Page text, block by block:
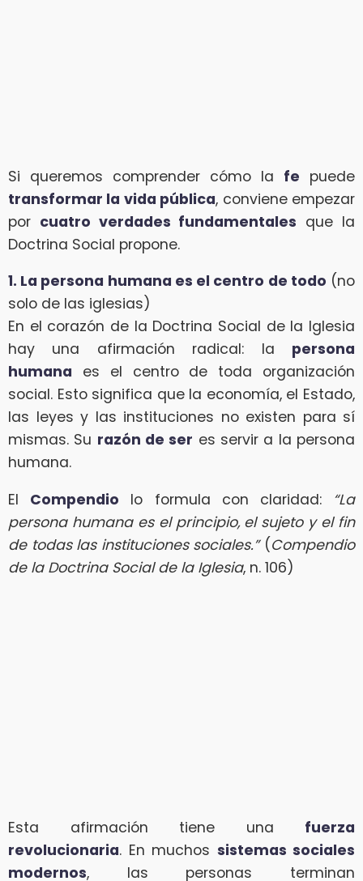
Si queremos comprender cómo la fe puede
transformar la vida pública, conviene empezar
por cuatro verdades fundamentales que la
Doctrina Social propone.
1. La persona humana es el centro de todo (no
solo de las iglesias)
En el corazón de la Doctrina Social de la Iglesia
hay una afirmación radical: la persona
humana es el centro de toda organización
social. Esto significa que la economía, el Estado,
las leyes y las instituciones no existen para sí
mismas. Su razón de ser es servir a la persona
humana.
El Compendio lo formula con claridad: “La
persona humana es el principio, el sujeto y el fin
de todas las instituciones sociales.”(Compendio
de la Doctrina Social de la Iglesia, n. 106)
Esta afirmación tiene una fuerza
revolucionaria. En muchos sistemas sociales
modernos, las personas terminan